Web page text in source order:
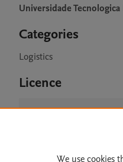
Universidade
Categories
Logistics
Licence
CC BY 4.0
We use cookies